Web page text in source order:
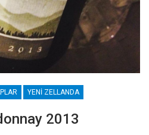
YENI ZELLANDA
2013